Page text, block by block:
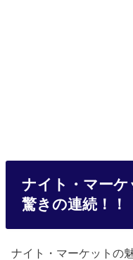
ナイト・マー
驚きの連続！！
ナイト・マーケットの